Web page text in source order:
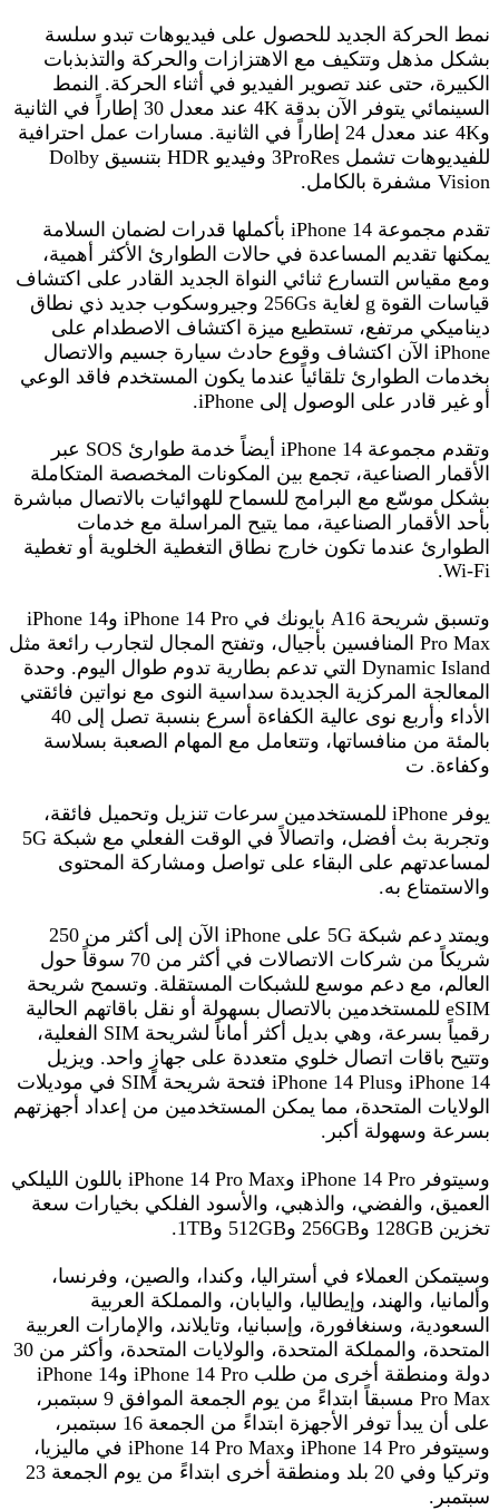
نمط الحركة الجديد للحصول على فيديوهات تبدو سلسة
بشكل مذهل وتتكيف مع الاهتزازات والحركة والتذبذبات
الكبيرة، حتى عند تصوير الفيديو في أثناء الحركة. النمط
السينمائي يتوفر الآن بدقة 4K عند معدل 30 إطاراً في الثانية
و4K عند معدل 24 إطاراً في الثانية. مسارات عمل احترافية
للفيديوهات تشمل ProRes‏3 وفيديو HDR بتنسيق Dolby
Vision‏ مشفرة بالكامل.
تقدم مجموعة iPhone 14 بأكملها قدرات لضمان السلامة
يمكنها تقديم المساعدة في حالات الطوارئ الأكثر أهمية،
ومع مقياس التسارع ثنائي النواة الجديد القادر على اكتشاف
قياسات القوة g لغاية 256Gs وجيروسكوب جديد ذي نطاق
ديناميكي مرتفع، تستطيع ميزة اكتشاف الاصطدام على
iPhone الآن اكتشاف وقوع حادث سيارة جسيم والاتصال
بخدمات الطوارئ تلقائياً عندما يكون المستخدم فاقد الوعي
أو غير قادر على الوصول إلى iPhone.
وتقدم مجموعة iPhone 14 أيضاً خدمة طوارئ SOS عبر
الأقمار الصناعية، تجمع بين المكونات المخصصة المتكاملة
بشكل موسّع مع البرامج للسماح للهوائيات بالاتصال مباشرة
بأحد الأقمار الصناعية، مما يتيح المراسلة مع خدمات
الطوارئ عندما تكون خارج نطاق التغطية الخلوية أو تغطية
Wi-Fi.
وتسبق شريحة A16 بايونك في iPhone 14 Pro وiPhone 14
Pro Max المنافسين بأجيال، وتفتح المجال لتجارب رائعة مثل
Dynamic Island التي تدعم بطارية تدوم طوال اليوم. وحدة
المعالجة المركزية الجديدة سداسية النوى مع نواتين فائقتي
الأداء وأربع نوى عالية الكفاءة أسرع بنسبة تصل إلى 40
بالمئة من منافساتها، وتتعامل مع المهام الصعبة بسلاسة
وكفاءة. ت
يوفر iPhone للمستخدمين سرعات تنزيل وتحميل فائقة،
وتجربة بث أفضل، واتصالاً في الوقت الفعلي مع شبكة 5G
لمساعدتهم على البقاء على تواصل ومشاركة المحتوى
والاستمتاع به.
ويمتد دعم شبكة 5G على iPhone الآن إلى أكثر من 250
شريكاً من شركات الاتصالات في أكثر من 70 سوقاً حول
العالم، مع دعم موسع للشبكات المستقلة. وتسمح شريحة
eSIM للمستخدمين بالاتصال بسهولة أو نقل باقاتهم الحالية
رقمياً بسرعة، وهي بديل أكثر أماناً لشريحة SIM الفعلية،
وتتيح باقات اتصال خلوي متعددة على جهازٍ واحد. ويزيل
iPhone 14 وiPhone 14 Plus فتحة شريحة SIM في موديلات
الولايات المتحدة، مما يمكن المستخدمين من إعداد أجهزتهم
بسرعة وسهولة أكبر.
وسيتوفر iPhone 14 Pro وiPhone 14 Pro Max باللون الليلكي
العميق، والفضي، والذهبي، والأسود الفلكي بخيارات سعة
تخزين 128GB و256GB و512GB و1TB.
وسيتمكن العملاء في أستراليا، وكندا، والصين، وفرنسا،
وألمانيا، والهند، وإيطاليا، واليابان، والمملكة العربية
السعودية، وسنغافورة، وإسبانيا، وتايلاند، والإمارات العربية
المتحدة، والمملكة المتحدة، والولايات المتحدة، وأكثر من 30
دولة ومنطقة أخرى من طلب iPhone 14 Pro وiPhone 14
Pro Max مسبقاً ابتداءً من يوم الجمعة الموافق 9 سبتمبر،
على أن يبدأ توفر الأجهزة ابتداءً من الجمعة 16 سبتمبر،
وسيتوفر iPhone 14 Pro وiPhone 14 Pro Max في ماليزيا،
وتركيا وفي 20 بلد ومنطقة أخرى ابتداءً من يوم الجمعة 23
سبتمبر.